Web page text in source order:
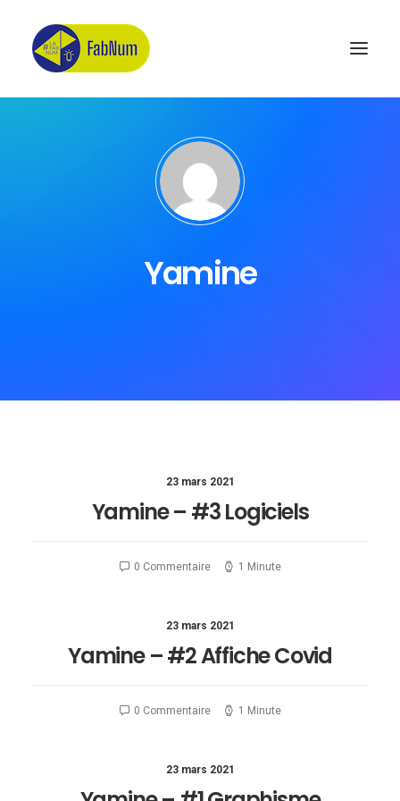
Recherche
Yamine
23 mars 2021
Yamine – #3 Logiciels
0 Commentaire 1 Minute
23 mars 2021
Yamine – #2 Affiche Covid
0 Commentaire 1 Minute
23 mars 2021